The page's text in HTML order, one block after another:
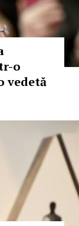
o
vedetă